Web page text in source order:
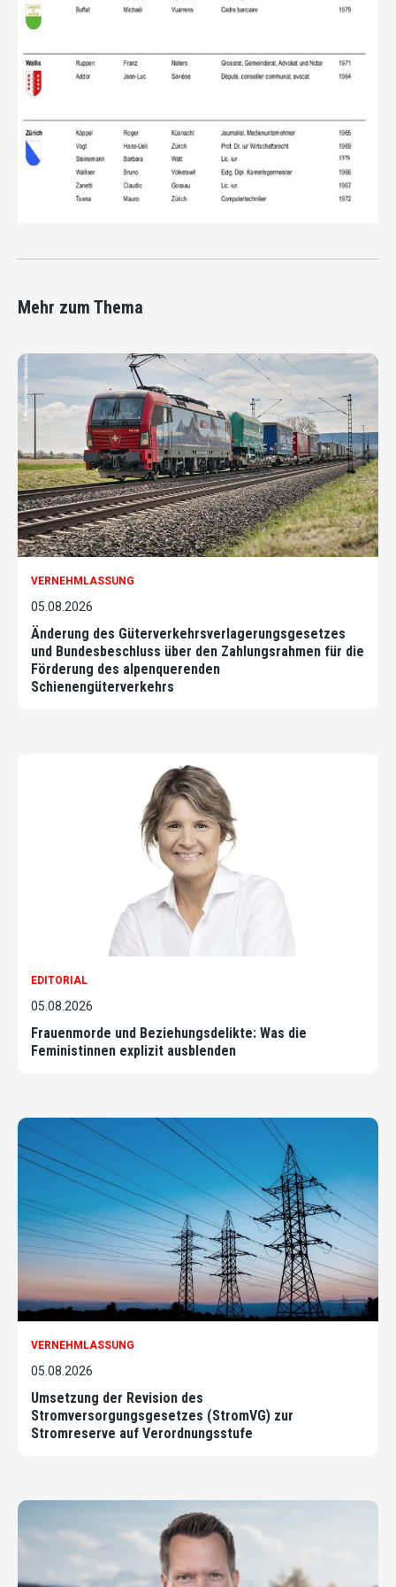
Mehr zum Thema
VERNEHMLASSUNG
05.08.2026
Änderung des Güterverkehrsverlagerungsgesetzes
und Bundesbeschluss über den Zahlungsrahmen für die
Förderung des alpenquerenden
Schienengüterverkehrs
EDITORIAL
05.08.2026
Frauenmorde und Beziehungsdelikte: Was die
Feministinnen explizit ausblenden
VERNEHMLASSUNG
05.08.2026
Umsetzung der Revision des
Stromversorgungsgesetzes (StromVG) zur
Stromreserve auf Verordnungsstufe